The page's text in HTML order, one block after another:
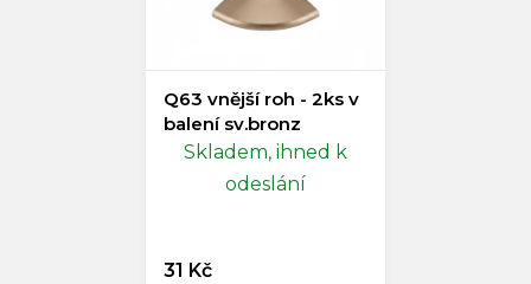
Q63 vnější roh - 2ks v
balení sv.bronz
Skladem, ihned k
odeslání
31 Kč